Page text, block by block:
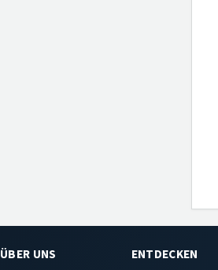
ÜBER UNS ENTDECKEN